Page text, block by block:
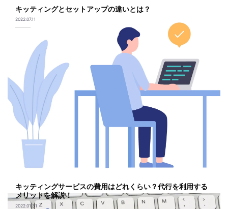
キッティングとセットアップの違いとは？
2022.07.11
キッティングサービスの費用はどれくらい？代行を利用する
メリットを解説！
2022.01.31